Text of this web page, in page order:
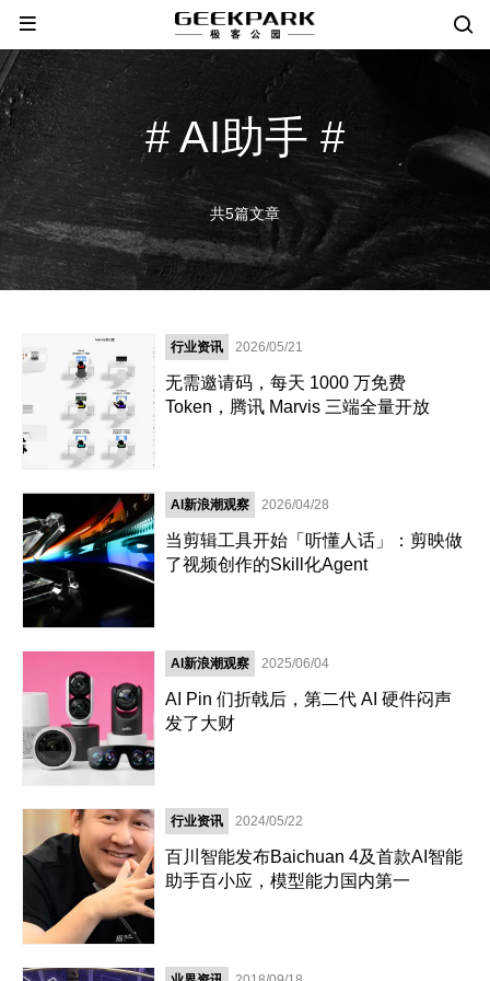
# AI助手 #
共5篇文章
行业资讯 2026/05/21
无需邀请码，每天 1000 万免费
Token，腾讯 Marvis 三端全量开放
AI新浪潮观察 2026/04/28
当剪辑工具开始「听懂人话」：剪映做
了视频创作的Skill化Agent
AI新浪潮观察 2025/06/04
AI Pin 们折戟后，第二代 AI 硬件闷声
发了大财
行业资讯 2024/05/22
百川智能发布Baichuan 4及首款AI智能
助手百小应，模型能力国内第一